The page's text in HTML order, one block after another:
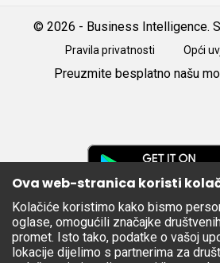
© 2026 - Business Intelligence.
Pravila privatnosti Opći
Preuzmite besplatno našu
Apple
Store
Ova web-stranica koristi
Kolačiće koristimo kako bismo
oglase, omogućili značajke
promet. Isto tako, podatke o vašoj
lokacije dijelimo s partnerima za